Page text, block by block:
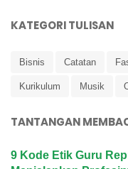
KATEGORI TULISAN
Bisnis Catatan
Kurikulum Musik
TANTANGAN
9 Kode Etik Guru